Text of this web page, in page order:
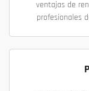
ventajas de
profesionales